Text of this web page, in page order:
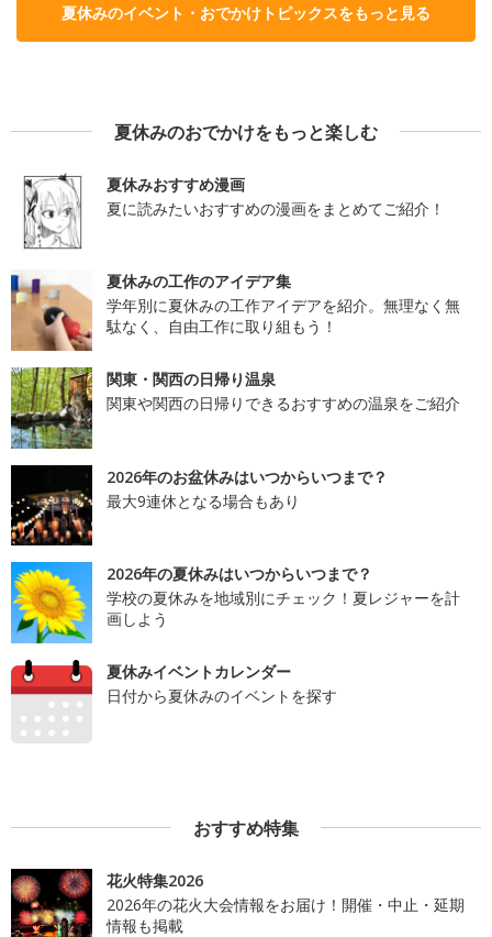
夏休みのイベント・おでかけトピックスをもっと見る
夏休みのおでかけをもっと楽しむ
夏休みおすすめ漫画
夏に読みたいおすすめの漫画をまとめてご紹介！
夏休みの工作のアイデア集
学年別に夏休みの工作アイデアを紹介。無理なく無
駄なく、自由工作に取り組もう！
関東・関西の日帰り温泉
関東や関西の日帰りできるおすすめの温泉をご紹介
2026年のお盆休みはいつからいつまで？
最大9連休となる場合もあり
2026年の夏休みはいつからいつまで？
学校の夏休みを地域別にチェック！夏レジャーを計
画しよう
夏休みイベントカレンダー
日付から夏休みのイベントを探す
おすすめ特集
花火特集2026
2026年の花火大会情報をお届け！開催・中止・延期
情報も掲載